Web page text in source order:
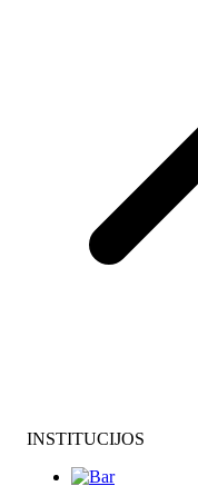
INSTITUCIJOS